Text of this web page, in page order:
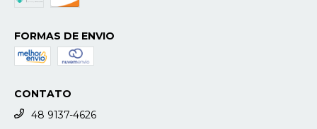
FORMAS DE ENVIO
CONTATO
48 9137-4626